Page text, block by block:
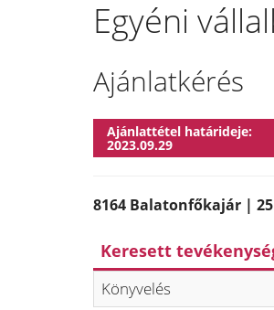
Egyéni
Ajánlatkérés
Ajánlattétel határideje:
2023.09.29
8164 Balatonfőkajár |
Keresett
Könyvelés